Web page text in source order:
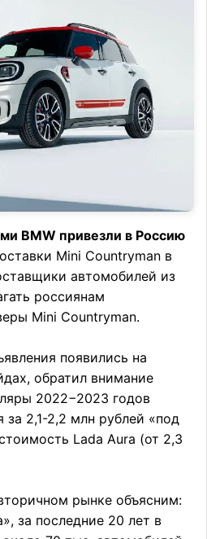
BMW привезли в Россию
Mini Countryman в
автомобилей из
россиянам
Mini Countryman.
появились на
обратил внимание
2022−2023 годов
за 2,1-2,2 млн рублей «под
Lada Aura (от 2,3
рынке объясним:
за последние 20 лет в